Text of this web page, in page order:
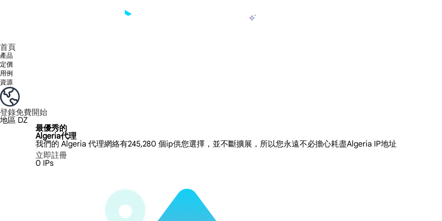
首頁
產品
定價
用例
資源
登錄免費開始
地區 DZ
最優秀的
Algeria代理
我們的 Algeria 代理網絡有245,280 個ip供您選擇，並不斷擴展，所以您永遠不必擔心耗盡Algeria IP地址
立即註冊
0 IPs